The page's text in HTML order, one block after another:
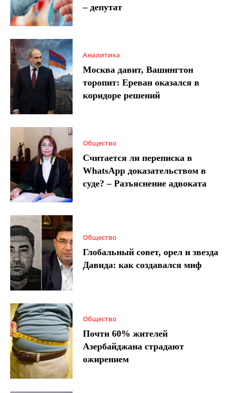
– депутат
Аналитика
Москва давит, Вашингтон
торопит: Ереван оказался в
коридоре решений
Общество
Считается ли переписка в
WhatsApp доказательством в
суде? – Разъяснение адвоката
Общество
Глобальный совет, орел и звезда
Давида: как создавался миф
Общество
Почти 60% жителей
Азербайджана страдают
ожирением